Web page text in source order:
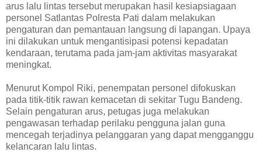
arus lalu lintas tersebut merupakan hasil kesiapsiagaan
personel Satlantas Polresta Pati dalam melakukan
pengaturan dan pemantauan langsung di lapangan. Upaya
ini dilakukan untuk mengantisipasi potensi kepadatan
kendaraan, terutama pada jam-jam aktivitas masyarakat
meningkat.
Menurut Kompol Riki, penempatan personel difokuskan
pada titik-titik rawan kemacetan di sekitar Tugu Bandeng.
Selain pengaturan arus, petugas juga melakukan
pengawasan terhadap perilaku pengguna jalan guna
mencegah terjadinya pelanggaran yang dapat mengganggu
kelancaran lalu lintas.